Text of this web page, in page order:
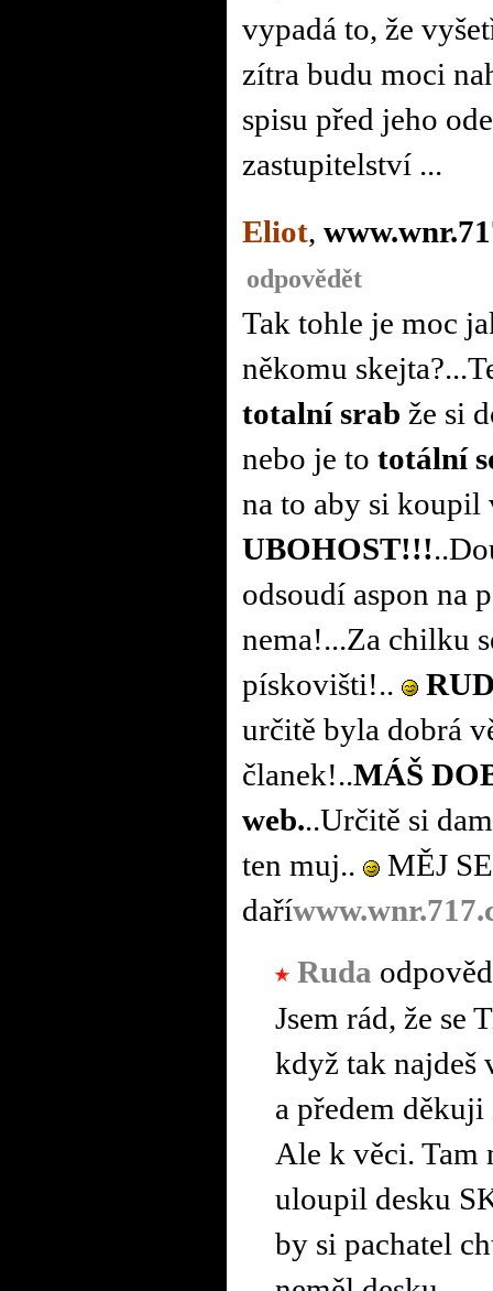
vypadá to, že
zítra budu moci
spisu před jeho
zastupitelství ...
Eliot,
odpovědět
Tak tohle je moc
někomu
totalní srab že si
nebo je to totální
na to aby si koupil
UBOHOST!!!
odsoudí aspon na
nema!...Za chilku
pískovišti!..
určitě byla dobrá
članek!..MÁŠ
web...Určitě si
ten muj..
MĚJ
daří
Ruda
Jsem rád, že se
když tak
a předem
Ale k věci. Tam
uloupil desku
by si pachatel